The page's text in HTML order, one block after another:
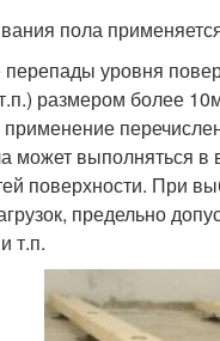
пола
уровня
размером более
выполняться в
поверхности. При
предельно
т.п.